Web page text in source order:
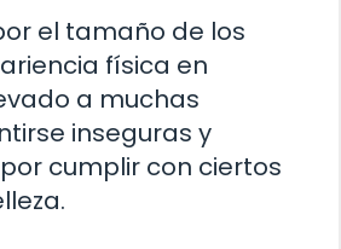
el tamaño de los
física en
a muchas
inseguras y
cumplir con ciertos